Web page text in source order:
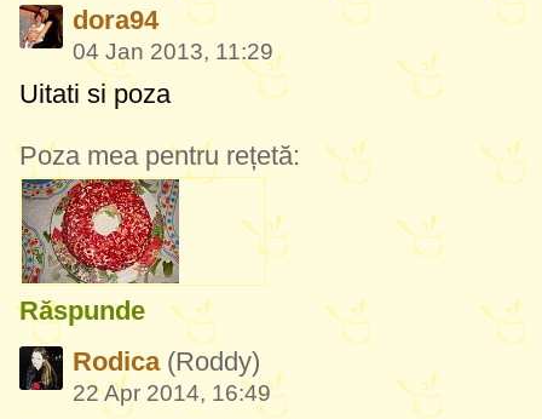
dora94
04 Jan 2013, 11:29
Uitati si poza
Poza mea pentru rețetă:
Răspunde
Rodica (Roddy)
22 Apr 2014, 16:49